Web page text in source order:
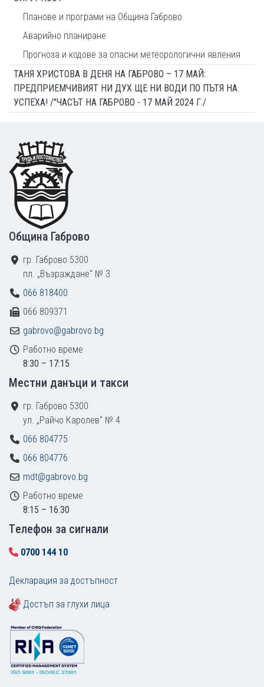
Планове и програми на Община Габрово
Аварийно планиране
Прогноза и кодове за опасни метеорологични явления
ТАНЯ ХРИСТОВА В ДЕНЯ НА ГАБРОВО – 17 МАЙ:
ПРЕДПРИЕМЧИВИЯТ НИ ДУХ ЩЕ НИ ВОДИ ПО ПЪТЯ НА
УСПЕХА! /"ЧАСЪТ НА ГАБРОВО - 17 МАЙ 2024 Г./
Footer
Община Габрово
гр. Габрово 5300
пл. „Възраждане“ № 3
066 818400
066 809371
gabrovo@gabrovo.bg
Работно време
8:30 – 17:15
Местни данъци и такси
гр. Габрово 5300
ул. „Райчо Каролев“ № 4
066 804775
066 804776
mdt@gabrovo.bg
Работно време
8:15 – 16:30
Tелефон за сигнали
0700 144 10
Декларация за достъпност
Достъп за глухи лица